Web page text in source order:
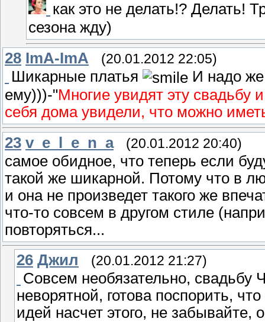
как это не делать!? Делать!
сезона жду)
28 ImA-ImA (20.01.2012 22:05)
Шикарные платья
И надо
ему)))-"Многие увидят эту свадьбу
себя дома увидели, что можно
23 v_e_l_e_n_a (20.01.2012 20:40)
самое обидное, что теперь если
такой же шикарной. Потому что в
и она не произведет такого же
что-то совсем в другом стиле
повторяться...
26 Джил (20.01.2012 21:27)
Совсем необязательно,
неворятной, готова поспорить,
идей насчет этого, не